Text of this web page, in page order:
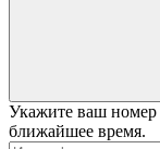
Укажите ваш
ближайшее время.